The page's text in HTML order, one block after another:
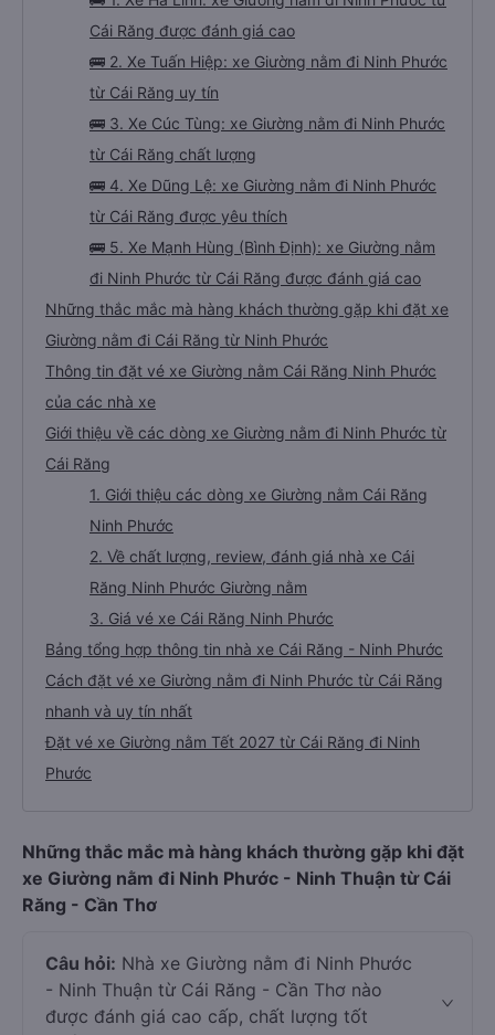
Cái Răng được đánh giá cao
🚌 2. Xe Tuấn Hiệp: xe Giường nằm đi Ninh Phước
từ Cái Răng uy tín
🚌 3. Xe Cúc Tùng: xe Giường nằm đi Ninh Phước
từ Cái Răng chất lượng
🚌 4. Xe Dũng Lệ: xe Giường nằm đi Ninh Phước
từ Cái Răng được yêu thích
🚌 5. Xe Mạnh Hùng (Bình Định): xe Giường nằm
đi Ninh Phước từ Cái Răng được đánh giá cao
Những thắc mắc mà hàng khách thường gặp khi đặt xe
Giường nằm đi Cái Răng từ Ninh Phước
Thông tin đặt vé xe Giường nằm Cái Răng Ninh Phước
của các nhà xe
Giới thiệu về các dòng xe Giường nằm đi Ninh Phước từ
Cái Răng
1. Giới thiệu các dòng xe Giường nằm Cái Răng
Ninh Phước
2. Về chất lượng, review, đánh giá nhà xe Cái
Răng Ninh Phước Giường nằm
3. Giá vé xe Cái Răng Ninh Phước
Bảng tổng hợp thông tin nhà xe Cái Răng - Ninh Phước
Cách đặt vé xe Giường nằm đi Ninh Phước từ Cái Răng
nhanh và uy tín nhất
Đặt vé xe Giường nằm Tết 2027 từ Cái Răng đi Ninh
Phước
Những thắc mắc mà hàng khách thường gặp khi đặt
xe Giường nằm đi Ninh Phước - Ninh Thuận từ Cái
Răng - Cần Thơ
Câu hỏi: Nhà xe Giường nằm đi Ninh Phước
- Ninh Thuận từ Cái Răng - Cần Thơ nào
được đánh giá cao cấp, chất lượng tốt